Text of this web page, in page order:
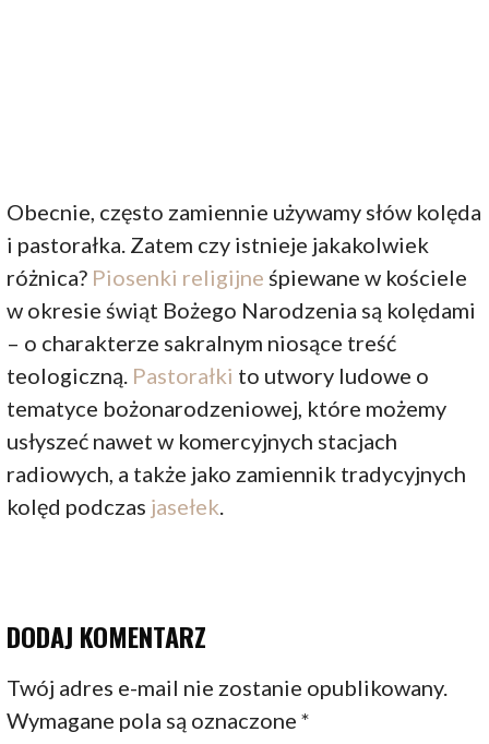
Obecnie, często zamiennie używamy słów kolęda
i pastorałka. Zatem czy istnieje jakakolwiek
różnica? Piosenki religijne śpiewane w kościele
w okresie świąt Bożego Narodzenia są kolędami
– o charakterze sakralnym niosące treść
teologiczną. Pastorałki to utwory ludowe o
tematyce bożonarodzeniowej, które możemy
usłyszeć nawet w komercyjnych stacjach
radiowych, a także jako zamiennik tradycyjnych
kolęd podczas jasełek.
DODAJ KOMENTARZ
Twój adres e-mail nie zostanie opublikowany.
Wymagane pola są oznaczone*